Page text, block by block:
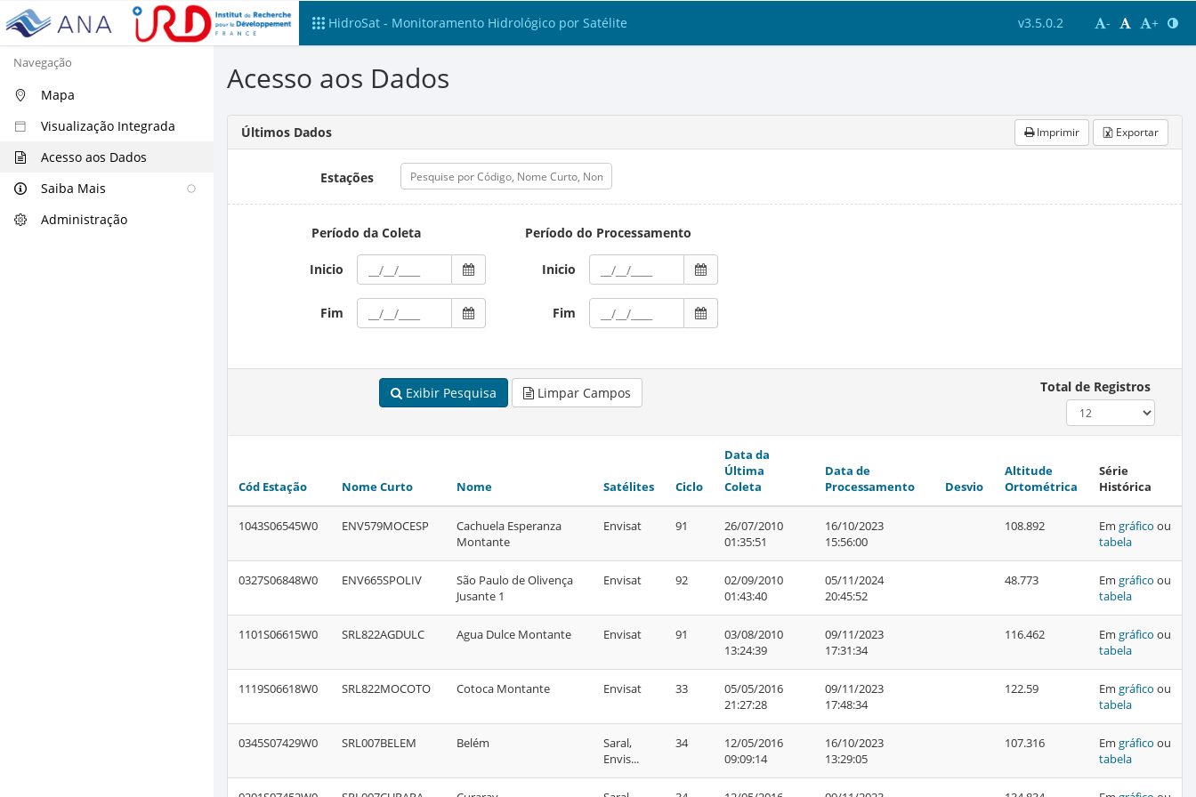
HidroSat - Monitoramento Hidrológico por Satélite v3.5.0.2 - +
Navegação
Mapa
Visualização Integrada
Acesso aos Dados
Saiba Mais
Administração
Acesso aos Dados
Imprimir Exportar
Últimos Dados
Estações
Período da Coleta
Inicio
Fim
Período do Processamento
Inicio
Fim
Exibir Pesquisa Limpar Campos Total de Registros
Cód Estação Nome Curto Nome Satélites Ciclo
Data da
Última
Coleta
Data de
Processamento
Desvio
Altitude
Ortométrica
Série
Histórica
1043S06545W0 ENV579MOCESP
Cachuela Esperanza
Montante
Envisat 91
26/07/2010
01:35:51
16/10/2023
15:56:00
108.892 Em gráfico ou
tabela
0327S06848W0 ENV665SPOLIV
São Paulo de Olivença
Jusante 1
Envisat 92
02/09/2010
01:43:40
05/11/2024
20:45:52
48.773 Em gráfico ou
tabela
1101S06615W0 SRL822AGDULC Agua Dulce Montante Envisat 91
03/08/2010
13:24:39
09/11/2023
17:31:34
116.462 Em gráfico ou
tabela
1119S06618W0 SRL822MOCOTO Cotoca Montante Envisat 33
05/05/2016
21:27:28
09/11/2023
17:48:34
122.59 Em gráfico ou
tabela
0345S07429W0 SRL007BELEM Belém
Saral,
Envis...
34
12/05/2016
09:09:14
16/10/2023
13:29:05
107.316 Em gráfico ou
tabela